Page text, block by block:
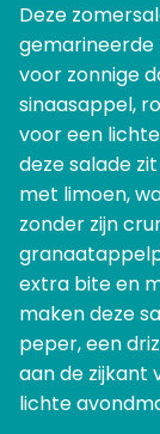
Deze
gemarineerde
voor zonnige
sinaasappel,
voor een
deze salade
met limoen,
zonder zijn
extra bite en
maken deze
peper, een
aan de zijkant
lichte